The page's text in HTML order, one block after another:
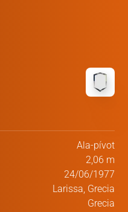
Ala-pívot
2,06 m
24/06/1977
Larissa, Grecia
Grecia